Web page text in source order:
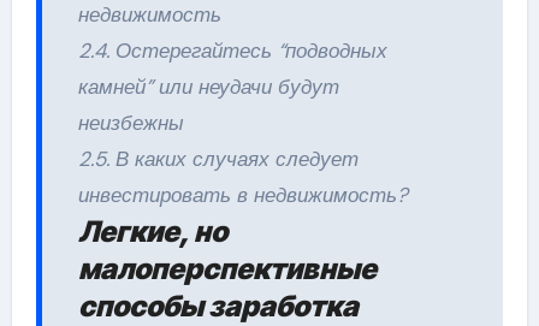
недвижимость
2.4. Остерегайтесь “подводных
камней” или неудачи будут
неизбежны
2.5. В каких случаях следует
инвестировать в недвижимость?
Легкие, но
малоперспективные
способы заработка